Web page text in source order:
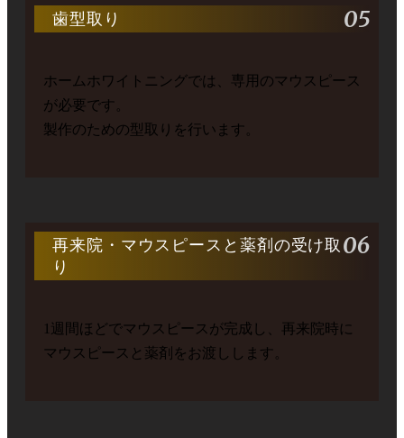
05
歯型取り
ホームホワイトニングでは、専用のマウスピース
が必要です。
製作のための型取りを行います。
06
再来院・マウスピースと薬剤の受け取
り
1週間ほどでマウスピースが完成し、再来院時に
マウスピースと薬剤をお渡しします。